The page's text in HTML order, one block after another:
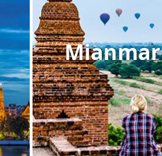
Mianmar